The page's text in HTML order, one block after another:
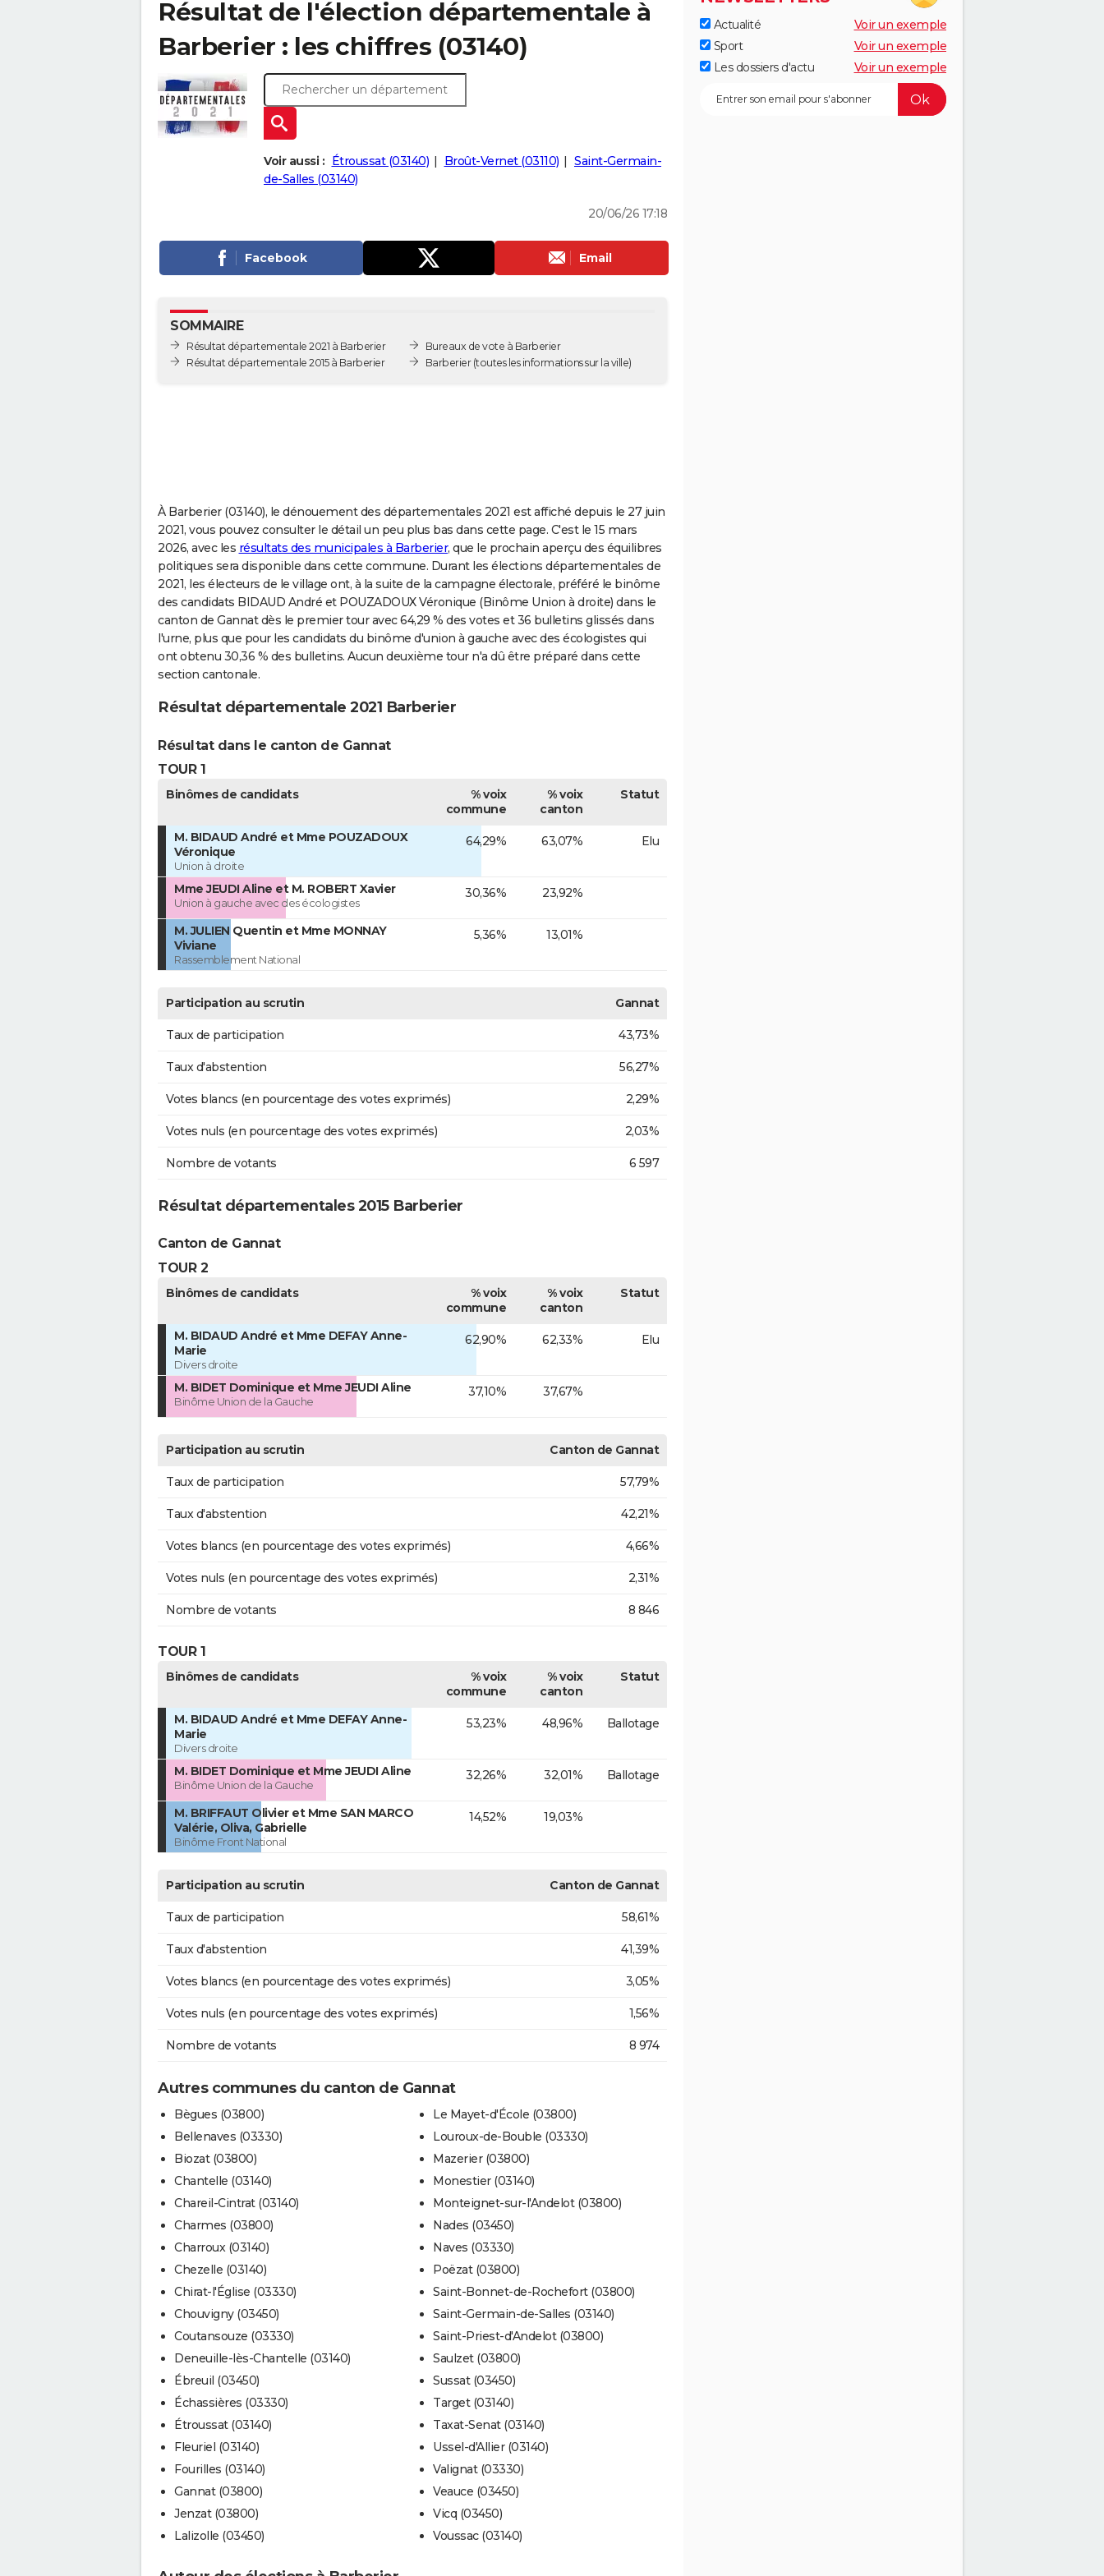
Résultat de l'élection départementale à
Barberier : les chiffres (03140)
Voir aussi : Étroussat (03140) Broût-Vernet (03110)
Saint-Germain-
de-Salles (03140)
20/06/26 17:18
Facebook Email
SOMMAIRE
Résultat départementale 2021 à Barberier
Résultat départementale 2015 à Barberier
Bureaux de vote à Barberier
Barberier(toutes les informations sur la ville)
À Barberier (03140), le dénouement des départementales 2021 est affiché depuis le 27 juin
2021, vous pouvez consulter le détail un peu plus bas dans cette page. C'est le 15 mars
2026, avec les résultats des municipales à Barberier, que le prochain aperçu des équilibres
politiques sera disponible dans cette commune. Durant les élections départementales de
2021, les électeurs de le village ont, à la suite de la campagne électorale, préféré le binôme
des candidats BIDAUD André et POUZADOUX Véronique (Binôme Union à droite) dans le
canton de Gannat dès le premier tour avec 64,29 % des votes et 36 bulletins glissés dans
l'urne, plus que pour les candidats du binôme d'union à gauche avec des écologistes qui
ont obtenu 30,36 % des bulletins. Aucun deuxième tour n'a dû être préparé dans cette
section cantonale.
Résultat départementale 2021 Barberier
Résultat dans le canton de Gannat
TOUR 1
Binômes de candidats
% voix
commune
% voix
canton
Statut
M. BIDAUD André et Mme POUZADOUX
Véronique
Union à droite
64,29% 63,07% Elu
Mme JEUDI Aline et M. ROBERT Xavier
Union à gauche avec des écologistes
30,36% 23,92%
M. JULIEN Quentin et Mme MONNAY
Viviane
Rassemblement National
5,36% 13,01%
Participation au scrutin Gannat
Taux de participation 43,73%
Taux d'abstention 56,27%
Votes blancs (en pourcentage des votes exprimés) 2,29%
Votes nuls (en pourcentage des votes exprimés) 2,03%
Nombre de votants 6 597
Résultat départementales 2015 Barberier
Canton de Gannat
TOUR 2
Binômes de candidats
% voix
commune
% voix
canton
Statut
M. BIDAUD André et Mme DEFAY Anne-
Marie
Divers droite
62,90% 62,33% Elu
M. BIDET Dominique et Mme JEUDI Aline
Binôme Union de la Gauche
37,10% 37,67%
Participation au scrutin Canton de Gannat
Taux de participation 57,79%
Taux d'abstention 42,21%
Votes blancs (en pourcentage des votes exprimés) 4,66%
Votes nuls (en pourcentage des votes exprimés) 2,31%
Nombre de votants 8 846
TOUR 1
Binômes de candidats
% voix
commune
% voix
canton
Statut
M. BIDAUD André et Mme DEFAY Anne-
Marie
Divers droite
53,23% 48,96% Ballotage
M. BIDET Dominique et Mme JEUDI Aline
Binôme Union de la Gauche
32,26% 32,01% Ballotage
M. BRIFFAUT Olivier et Mme SAN MARCO
Valérie, Oliva, Gabrielle
Binôme Front National
14,52% 19,03%
Participation au scrutin Canton de Gannat
Taux de participation 58,61%
Taux d'abstention 41,39%
Votes blancs (en pourcentage des votes exprimés) 3,05%
Votes nuls (en pourcentage des votes exprimés) 1,56%
Nombre de votants 8 974
Autres communes du canton de Gannat
Bègues (03800)
Bellenaves (03330)
Biozat (03800)
Chantelle (03140)
Chareil-Cintrat (03140)
Charmes (03800)
Charroux (03140)
Chezelle (03140)
Chirat-l'Église (03330)
Chouvigny (03450)
Coutansouze (03330)
Deneuille-lès-Chantelle (03140)
Ébreuil (03450)
Échassières (03330)
Étroussat (03140)
Fleuriel (03140)
Fourilles (03140)
Gannat (03800)
Jenzat (03800)
Lalizolle (03450)
Le Mayet-d'École (03800)
Louroux-de-Bouble (03330)
Mazerier (03800)
Monestier (03140)
Monteignet-sur-l'Andelot (03800)
Nades (03450)
Naves (03330)
Poëzat (03800)
Saint-Bonnet-de-Rochefort (03800)
Saint-Germain-de-Salles (03140)
Saint-Priest-d'Andelot (03800)
Saulzet (03800)
Sussat (03450)
Target (03140)
Taxat-Senat (03140)
Ussel-d'Allier (03140)
Valignat (03330)
Veauce (03450)
Vicq (03450)
Voussac (03140)
Actualité
Voir un exemple
Sport
Voir un exemple
Les dossiers d'actu
Voir un exemple